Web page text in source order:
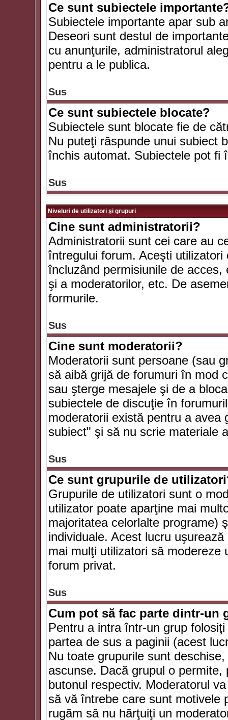
Ce sunt subiectele
Subiectele importante apar sub
Deseori sunt destul de
cu anunţurile, administratorul
pentru a le publica.
Sus
Ce sunt subiectele blocate?
Subiectele sunt blocate fie de
Nu puteţi răspunde unui subiect
închis automat. Subiectele pot fi
Sus
Niveluri de utilizatori şi grupuri
Cine sunt administratorii?
Administratorii sunt cei care au
întregului forum. Aceşti
încluzând permisiunile de
şi a moderatorilor, etc. De
formurile.
Sus
Cine sunt moderatorii?
Moderatorii sunt persoane (sau
să aibă grijă de forumuri în mod
sau şterge mesajele şi de a
subiectele de discuţie în
moderatorii există pentru a avea
subiect" şi să nu scrie materiale
Sus
Ce sunt grupurile de
Grupurile de utilizatori sunt o
utilizator poate aparţine mai
majoritatea celorlalte programe)
individuale. Acest lucru
mai mulţi utilizatori să
forum privat.
Sus
Cum pot să fac parte dintr-un
Pentru a intra într-un grup
partea de sus a paginii (acest
Nu toate grupurile sunt
ascunse. Dacă grupul o
butonul respectiv. Moderatorul
să vă întrebe care sunt motivele
rugăm să nu hărţuiţi un